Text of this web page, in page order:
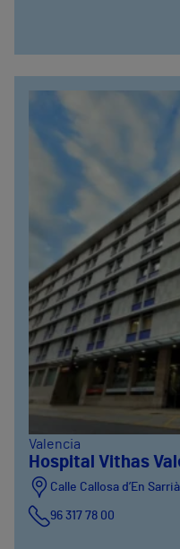
Valencia
Hospital Vithas
Calle Callosa d’En
96 317 78 00